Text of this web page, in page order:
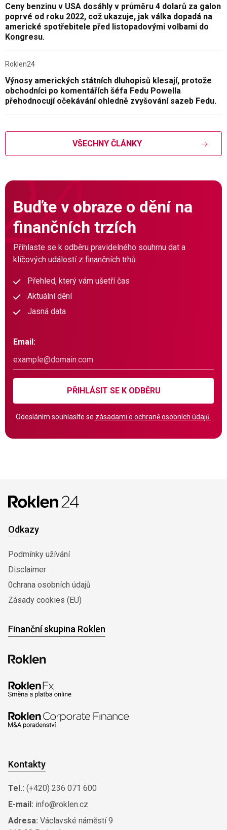
Ceny benzinu v USA dosáhly v průměru 4 dolarů za galon
poprvé od roku 2022, což ukazuje, jak válka dopadá na
americké spotřebitele před listopadovými volbami do
Kongresu.
Roklen24
Výnosy amerických státních dluhopisů klesají, protože
obchodníci po komentářích šéfa Fedu Powella
přehodnocují očekávání ohledně zvyšování sazeb Fedu.
VŠECHNY ČLÁNKY
Buďte v obraze o dění na
finančních trzích
Přihlaste se k odběru pravidelného souhrnu dat a
klíčových událostí z finančních trhů.
Přehled, který vám ušetří čas
Aktuální dění
Jasná data
Email:
PŘIHLÁSIT SE K ODBĚRU
Odesláním souhlasíte se zásadami o ochraně osobních údajů.
Odkazy
Podmínky užívání
Disclaimer
0chrana osobních údajů
Zásady cookies (EU)
Finanční skupina Roklen
Kontakty
Tel.: (+420) 236 071 600
E-mail: info@roklen.cz
Adresa: Václavské náměstí 9